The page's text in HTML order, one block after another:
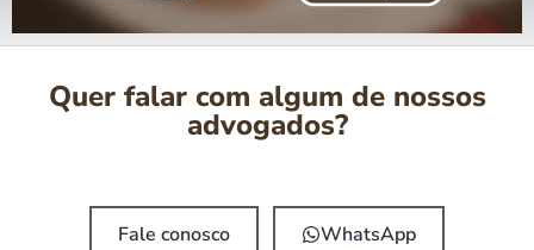
Quer falar com algum de nossos
advogados?
Fale conosco WhatsApp